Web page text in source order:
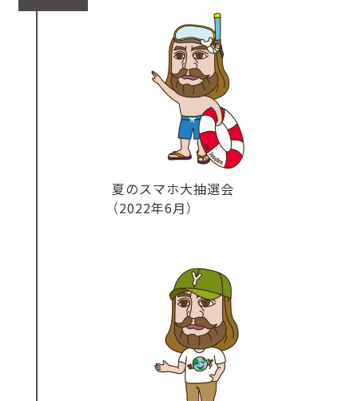
夏のスマホ大抽選会
（2022年6月）